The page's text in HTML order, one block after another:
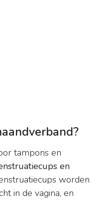
tampons en
en
worden
in de vagina, en